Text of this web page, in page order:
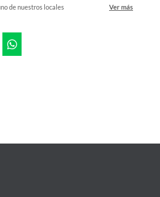
de nuestros locales Ver más